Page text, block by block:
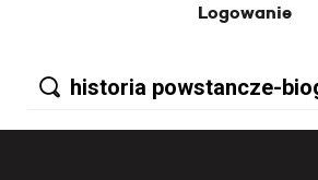
Logowanie